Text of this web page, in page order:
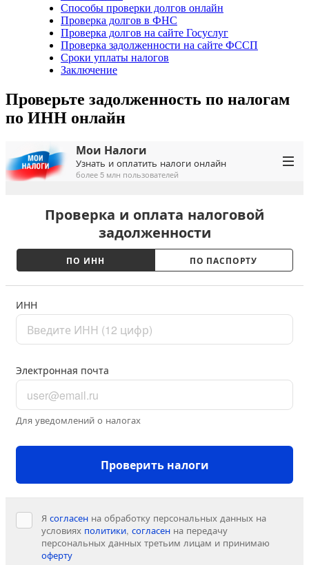
Способы проверки долгов онлайн
Проверка долгов в ФНС
Проверка долгов на сайте Госуслуг
Проверка задолженности на сайте ФССП
Сроки уплаты налогов
Заключение
Проверьте задолженность по налогам
по ИНН онлайн